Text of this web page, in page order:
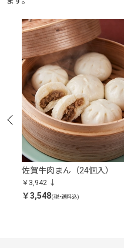
佐賀牛肉まん（24個入）
￥3,942
￥3,548(税・送料込)